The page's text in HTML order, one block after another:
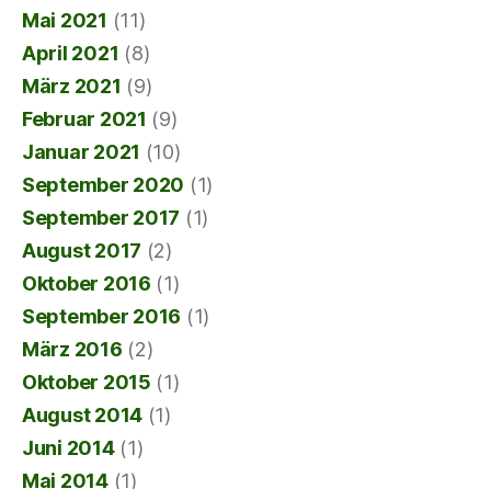
Mai 2021 (11)
April 2021 (8)
März 2021 (9)
Februar 2021 (9)
Januar 2021 (10)
September 2020 (1)
September 2017 (1)
August 2017 (2)
Oktober 2016 (1)
September 2016 (1)
März 2016 (2)
Oktober 2015 (1)
August 2014 (1)
Juni 2014(1)
Mai 2014(1)